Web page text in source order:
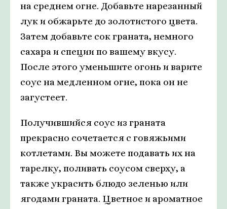
на среднем огне. Добавьте нарезанный
лук и обжарьте до золотистого цвета.
Затем добавьте сок граната, немного
сахара и специи по вашему вкусу.
После этого уменьшите огонь и варите
соус на медленном огне, пока он не
загустеет.
Получившийся соус из граната
прекрасно сочетается с говяжьими
котлетами. Вы можете подавать их на
тарелку, поливать соусом сверху, а
также украсить блюдо зеленью или
ягодами граната. Цветное и ароматное